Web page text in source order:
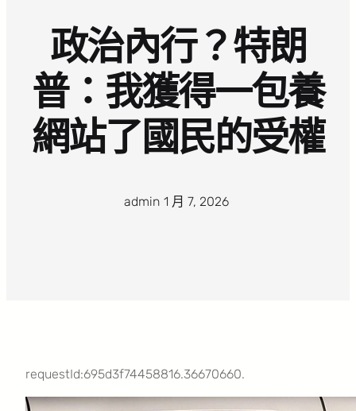
政治內行？特朗
普：我獲得一包養
網站了國民的受權
admin· 1 月 7, 2026·
requestId:695d3f74458816.36670660.